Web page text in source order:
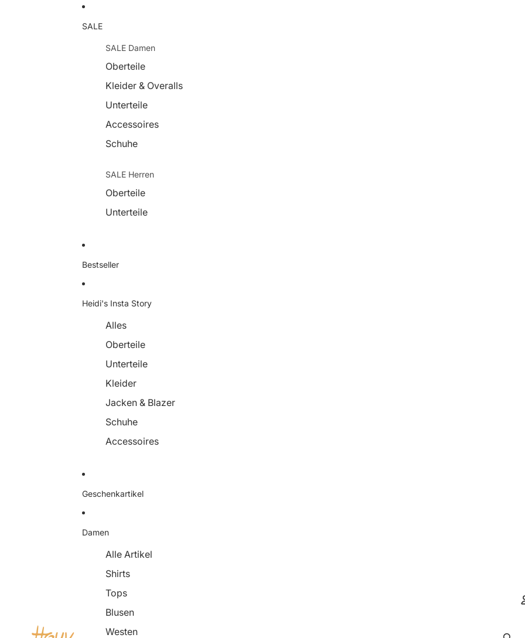
SALE
SALE Damen
Oberteile
Kleider & Overalls
Unterteile
Accessoires
Schuhe
SALE Herren
Oberteile
Unterteile
Bestseller
Heidi's Insta Story
Alles
Oberteile
Unterteile
Kleider
Jacken & Blazer
Schuhe
Accessoires
Geschenkartikel
Damen
Alle Artikel
Shirts
Tops
Blusen
Westen